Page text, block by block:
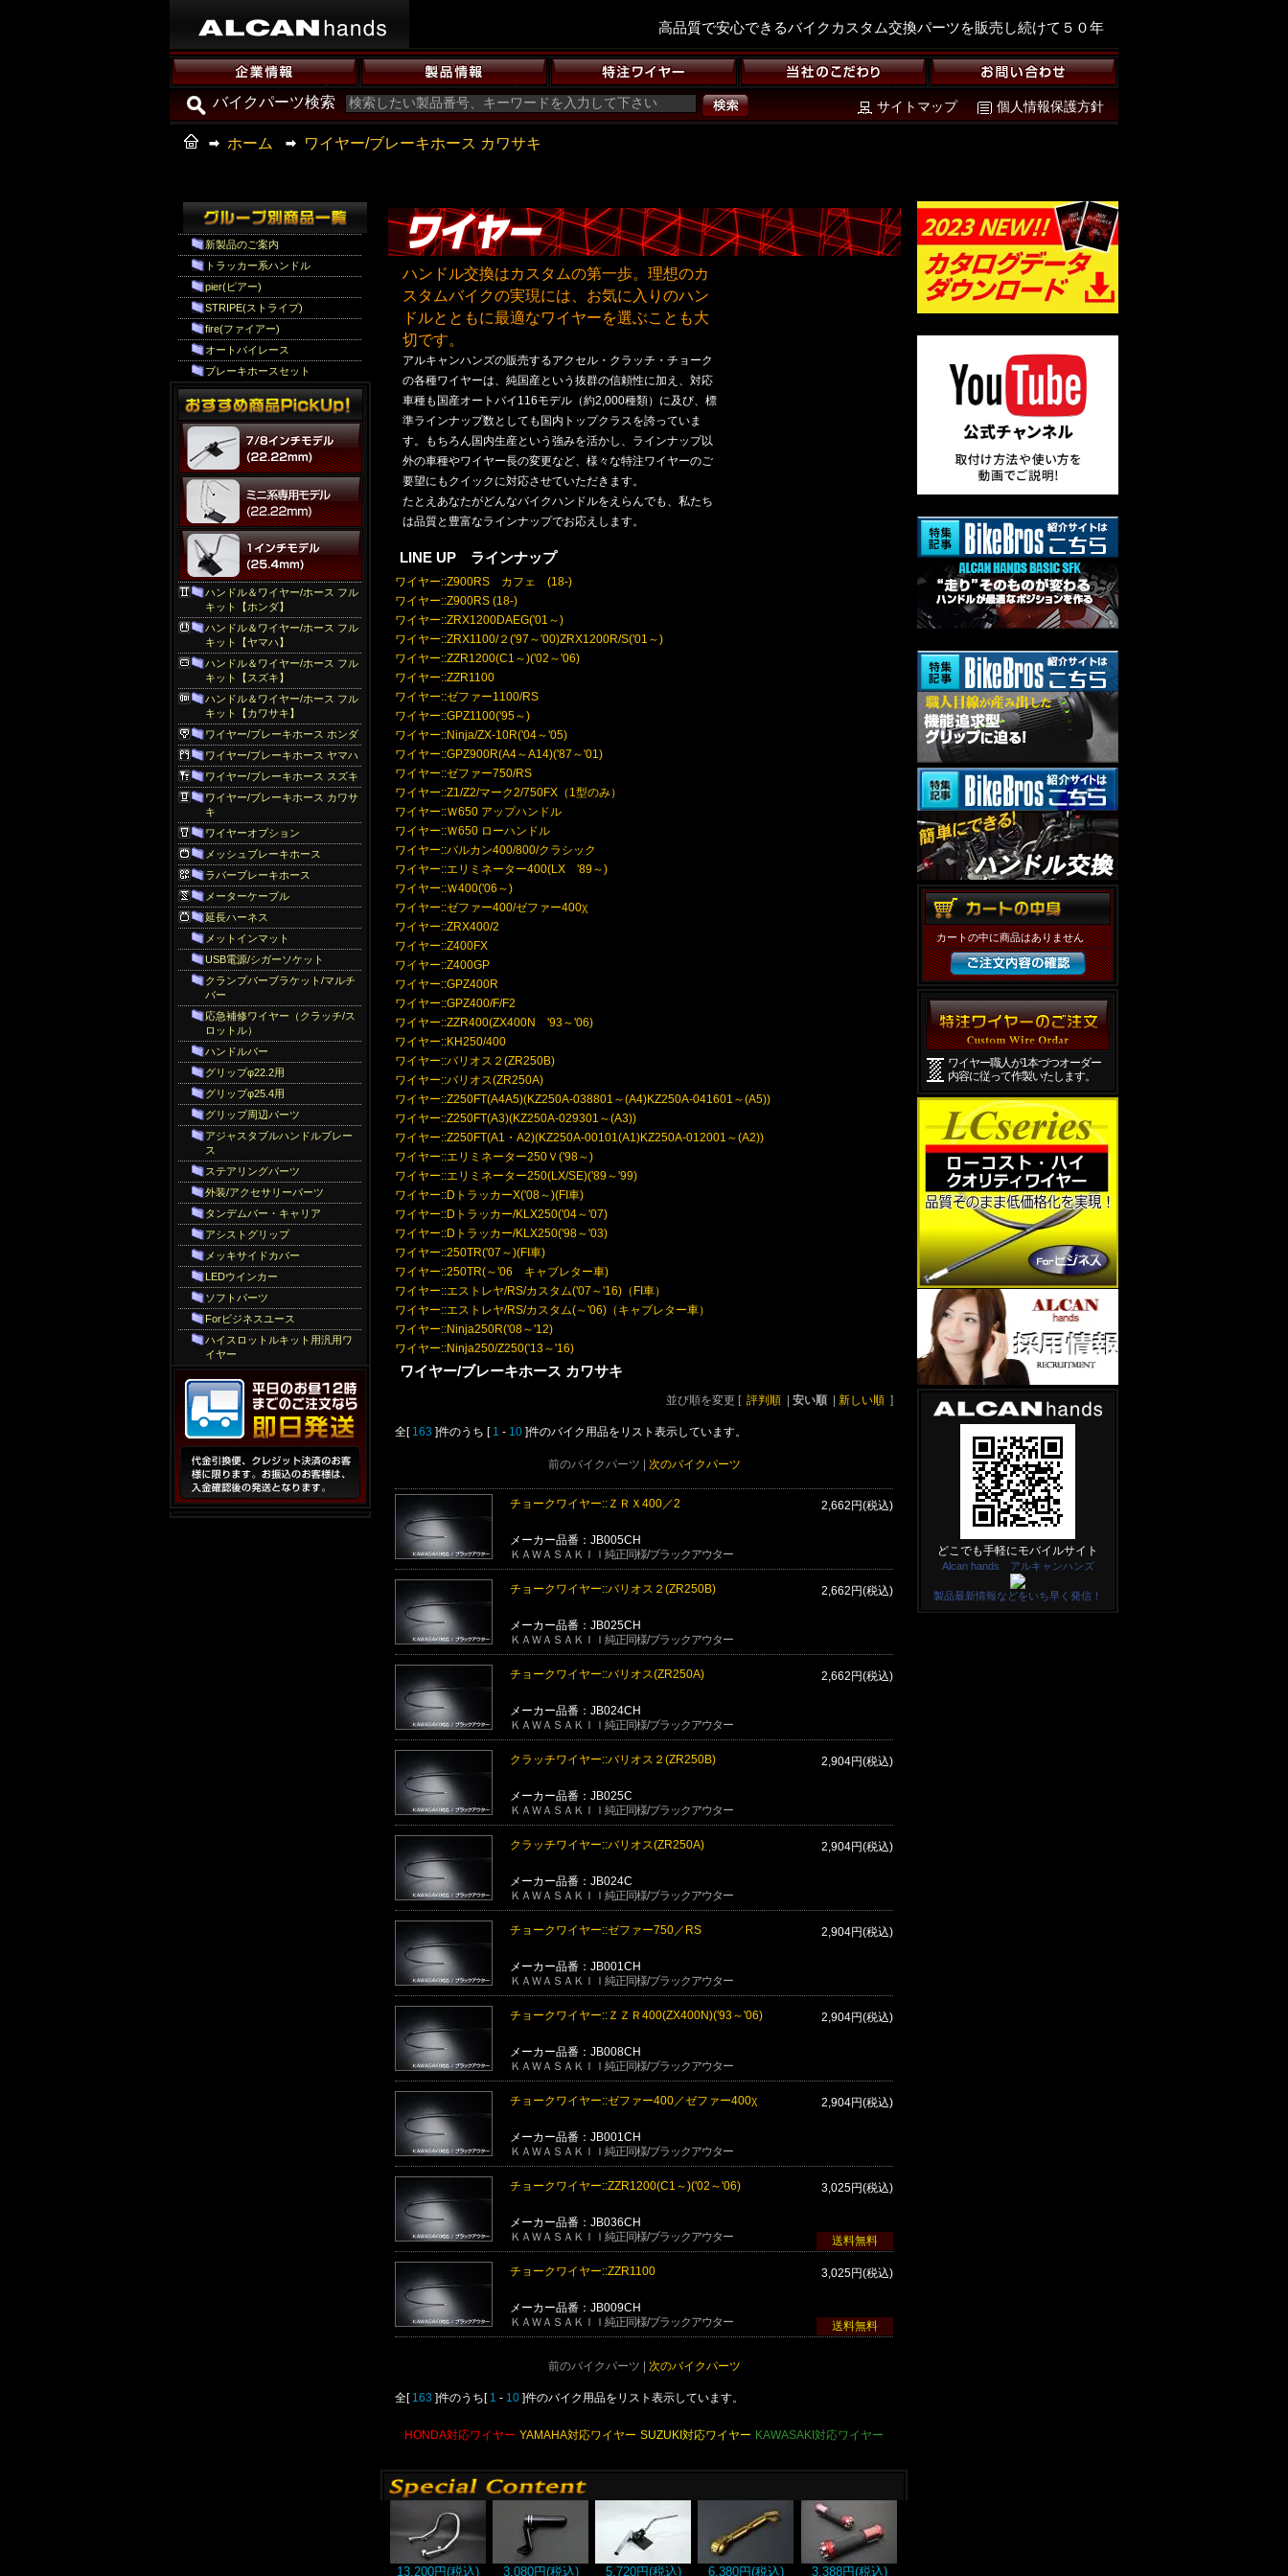
高品質で安心できるバイクカスタム交換パーツを販売し続けて５０年
サイトマップ 個人情報保護方針
バイクパーツ検索
ホーム ワイヤー/ブレーキホース カワサキ
新製品のご案内
トラッカー系ハンドル
pier(ピアー)
STRIPE(ストライプ)
fire(ファイアー)
オートバイレース
ブレーキホースセット
ハンドル＆ワイヤー/ホース フル
キット【ホンダ】
ハンドル＆ワイヤー/ホース フル
キット【ヤマハ】
ハンドル＆ワイヤー/ホース フル
キット【スズキ】
ハンドル＆ワイヤー/ホース フル
キット【カワサキ】
ワイヤー/ブレーキホース ホンダ
ワイヤー/ブレーキホース ヤマハ
ワイヤー/ブレーキホース スズキ
ワイヤー/ブレーキホース カワサ
キ
ワイヤーオプション
メッシュブレーキホース
ラバーブレーキホース
メーターケーブル
延長ハーネス
メットインマット
USB電源/シガーソケット
クランプバーブラケット/マルチ
バー
応急補修ワイヤー（クラッチ/ス
ロットル）
ハンドルバー
グリップφ22.2用
グリップφ25.4用
グリップ周辺パーツ
アジャスタブルハンドルブレー
ス
ステアリングパーツ
外装/アクセサリーパーツ
タンデムバー・キャリア
アシストグリップ
メッキサイドカバー
LEDウインカー
ソフトパーツ
Forビジネスユース
ハイスロットルキット用汎用ワ
イヤー
ハンドル交換はカスタムの第一歩。理想のカ
スタムバイクの実現には、お気に入りのハン
ドルとともに最適なワイヤーを選ぶことも大
切です。
アルキャンハンズの販売するアクセル・クラッチ・チョーク
の各種ワイヤーは、純国産という抜群の信頼性に加え、対応
車種も国産オートバイ116モデル（約2,000種類）に及び、標
準ラインナップ数としても国内トップクラスを誇っていま
す。もちろん国内生産という強みを活かし、ラインナップ以
外の車種やワイヤー長の変更など、様々な特注ワイヤーのご
要望にもクイックに対応させていただきます。
たとえあなたがどんなバイクハンドルをえらんでも、私たち
は品質と豊富なラインナップでお応えします。
LINE UP ラインナップ
ワイヤー::Z900RS カフェ (18-)
ワイヤー::Z900RS (18-)
ワイヤー::ZRX1200DAEG('01～)
ワイヤー::ZRX1100/２('97～'00)ZRX1200R/S('01～)
ワイヤー::ZZR1200(C1～)('02～'06)
ワイヤー::ZZR1100
ワイヤー::ゼファー1100/RS
ワイヤー::GPZ1100('95～)
ワイヤー::Ninja/ZX-10R('04～'05)
ワイヤー::GPZ900R(A4～A14)('87～'01)
ワイヤー::ゼファー750/RS
ワイヤー::Z1/Z2/マーク2/750FX（1型のみ）
ワイヤー::Ｗ650 アップハンドル
ワイヤー::Ｗ650 ローハンドル
ワイヤー::バルカン400/800/クラシック
ワイヤー::エリミネーター400(LX '89～)
ワイヤー::Ｗ400('06～)
ワイヤー::ゼファー400/ゼファー400χ
ワイヤー::ZRX400/2
ワイヤー::Z400FX
ワイヤー::Z400GP
ワイヤー::GPZ400R
ワイヤー::GPZ400/F/F2
ワイヤー::ZZR400(ZX400N '93～'06)
ワイヤー::KH250/400
ワイヤー::バリオス２(ZR250B)
ワイヤー::バリオス(ZR250A)
ワイヤー::Z250FT(A4A5)(KZ250A-038801～(A4)KZ250A-041601～(A5))
ワイヤー::Z250FT(A3)(KZ250A-029301～(A3))
ワイヤー::Z250FT(A1・A2)(KZ250A-00101(A1)KZ250A-012001～(A2))
ワイヤー::エリミネーター250Ｖ('98～)
ワイヤー::エリミネーター250(LX/SE)('89～'99)
ワイヤー::DトラッカーX('08～)(FI車)
ワイヤー::Dトラッカー/KLX250('04～'07)
ワイヤー::Dトラッカー/KLX250('98～'03)
ワイヤー::250TR('07～)(FI車)
ワイヤー::250TR(～'06 キャブレター車)
ワイヤー::エストレヤ/RS/カスタム('07～'16)（FI車）
ワイヤー::エストレヤ/RS/カスタム(～'06)（キャブレター車）
ワイヤー::Ninja250R('08～'12)
ワイヤー::Ninja250/Z250('13～'16)
ワイヤー/ブレーキホース カワサキ
並び順を変更 [ 評判順 安い順 新しい順 ]
全[ 163 ]件のうち [ 1 - 10 ]件のバイク用品をリスト表示しています。
前のバイクパーツ | 次のバイクパーツ
2,662円(税込)
チョークワイヤー::ＺＲＸ400／2
ＫＡＷＡＳＡＫＩＩ純正同様/ブラックアウター
メーカー品番：JB005CH
2,662円(税込)
チョークワイヤー::バリオス２(ZR250B)
ＫＡＷＡＳＡＫＩＩ純正同様/ブラックアウター
メーカー品番：JB025CH
2,662円(税込)
チョークワイヤー::バリオス(ZR250A)
ＫＡＷＡＳＡＫＩＩ純正同様/ブラックアウター
メーカー品番：JB024CH
2,904円(税込)
クラッチワイヤー::バリオス２(ZR250B)
ＫＡＷＡＳＡＫＩＩ純正同様/ブラックアウター
メーカー品番：JB025C
2,904円(税込)
クラッチワイヤー::バリオス(ZR250A)
ＫＡＷＡＳＡＫＩＩ純正同様/ブラックアウター
メーカー品番：JB024C
2,904円(税込)
チョークワイヤー::ゼファー750／RS
ＫＡＷＡＳＡＫＩＩ純正同様/ブラックアウター
メーカー品番：JB001CH
2,904円(税込)
チョークワイヤー::ＺＺＲ400(ZX400N)('93～'06)
ＫＡＷＡＳＡＫＩＩ純正同様/ブラックアウター
メーカー品番：JB008CH
2,904円(税込)
チョークワイヤー::ゼファー400／ゼファー400χ
ＫＡＷＡＳＡＫＩＩ純正同様/ブラックアウター
メーカー品番：JB001CH
3,025円(税込)
チョークワイヤー::ZZR1200(C1～)('02～'06)
ＫＡＷＡＳＡＫＩＩ純正同様/ブラックアウター
メーカー品番：JB036CH
送料無料
3,025円(税込)
チョークワイヤー::ZZR1100
ＫＡＷＡＳＡＫＩＩ純正同様/ブラックアウター
メーカー品番：JB009CH
送料無料
前のバイクパーツ | 次のバイクパーツ
全[ 163 ]件のうち[ 1 - 10 ]件のバイク用品をリスト表示しています。
HONDA対応ワイヤー YAMAHA対応ワイヤー SUZUKI対応ワイヤー KAWASAKI対応ワイヤー
13,200円(税込) 3,080円(税込) 5,720円(税込) 6,380円(税込) 3,388円(税込)
カートの中に商品はありません
ワイヤー職人が1本づつオーダー
内容に従って作製いたします。
どこでも手軽にモバイルサイト
Alcan hands アルキャンハンズ
製品最新情報などをいち早く発信！